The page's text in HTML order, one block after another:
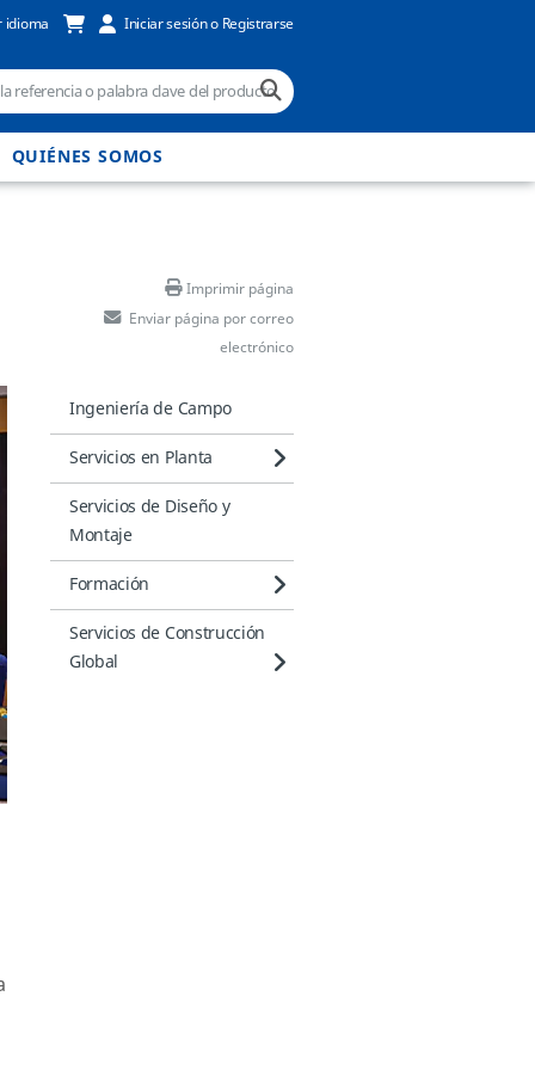
idioma Iniciar sesión o Registrarse
QUIÉNES SOMOS
Imprimir página
Enviar página por correo
electrónico
Ingeniería de Campo
Servicios en Planta
Servicios de Diseño y
Montaje
Formación
Servicios de Construcción
Global